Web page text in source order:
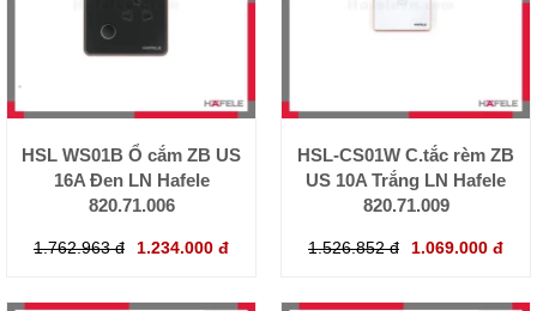
HSL WS01B Ổ cắm ZB US
16A Đen LN Hafele
820.71.006
1.762.963 đ 1.234.000 đ
HSL-CS01W C.tắc rèm ZB
US 10A Trắng LN Hafele
820.71.009
1.526.852 đ 1.069.000 đ